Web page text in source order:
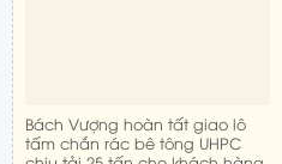
Bách Vượng hoàn tất giao lô
tấm chắn rác bê tông UHPC